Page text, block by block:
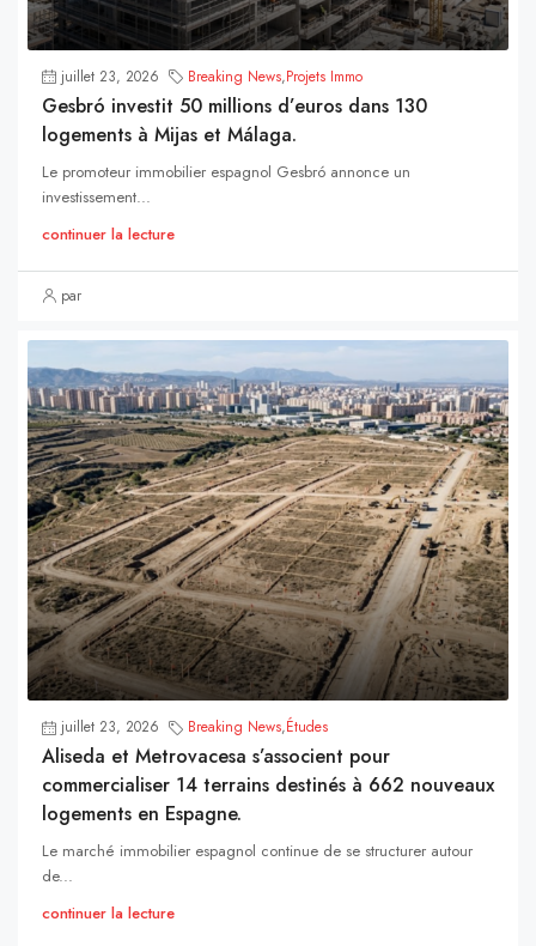
juillet 23, 2026 Breaking News,Projets Immo
Gesbró investit 50 millions d’euros dans 130
logements à Mijas et Málaga.
Le promoteur immobilier espagnol Gesbró annonce un
investissement...
continuer la lecture
par
juillet 23, 2026 Breaking News,Études
Aliseda et Metrovacesa s’associent pour
commercialiser 14 terrains destinés à 662 nouveaux
logements en Espagne.
Le marché immobilier espagnol continue de se structurer autour
de...
continuer la lecture